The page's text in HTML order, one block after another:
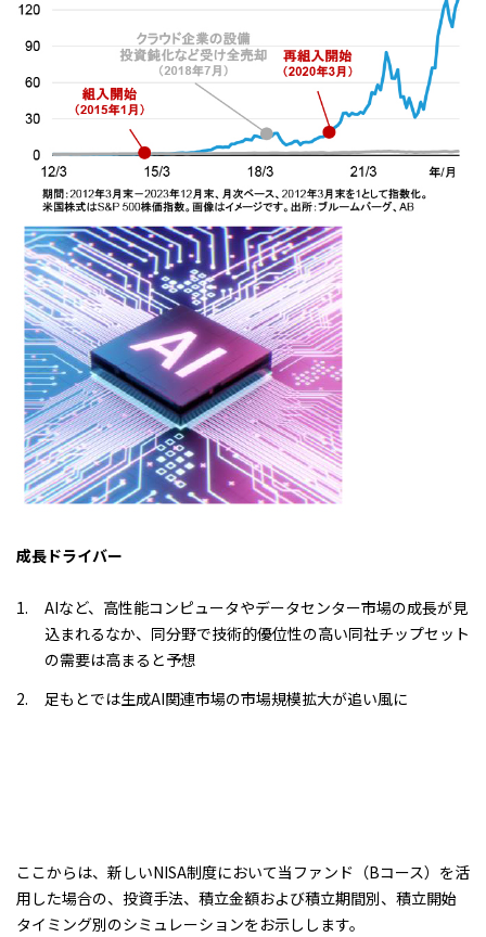
成長ドライバー
AIなど、高性能コンピュータやデータセンター市場の成長が見
込まれるなか、同分野で技術的優位性の高い同社チップセット
の需要は高まると予想
足もとでは生成AI関連市場の市場規模拡大が追い風に
ここからは、新しいNISA制度において当ファンド（Bコース）を活
用した場合の、投資手法、積立金額および積立期間別、積立開始
タイミング別のシミュレーションをお示しします。